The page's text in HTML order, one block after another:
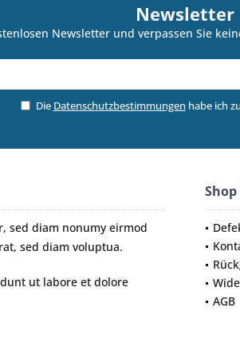
Newsletter
Newsletter und verpassen Sie
Die Datenschutzbestimmungen habe ich
sed diam nonumy eirmod
sed diam voluptua.
ut labore et dolore
Shop
AGB